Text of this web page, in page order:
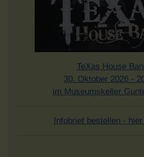
TeXas House
30. Oktober 2026 -
im Museumskeller
Infobrief bestellen -